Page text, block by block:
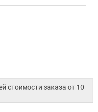
стоимости заказа от 10